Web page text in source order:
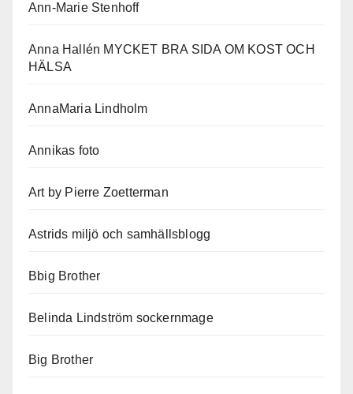
Ann-Marie Stenhoff
Anna Hallén MYCKET BRA SIDA OM KOST OCH
HÄLSA
AnnaMaria Lindholm
Annikas foto
Art by Pierre Zoetterman
Astrids miljö och samhällsblogg
Bbig Brother
Belinda Lindström sockernmage
Big Brother